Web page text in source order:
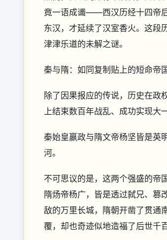
竟一语成谶——西汉历经十四帝
东汉，才延续了汉室香火。这段
津津乐道的未解之谜。
秦与隋：如同复制贴上的短命帝
除了因果报应的传说，历史在政
上结束数百年战乱、成功实现大
秦始皇嬴政与隋文帝杨坚皆是英
河。
不可思议的是，这两个强盛的帝
隋炀帝杨广，皆是透过弑兄、篡
敌的万里长城，隋朝开凿了贯通
覆，却也奇迹似地造福了后世千